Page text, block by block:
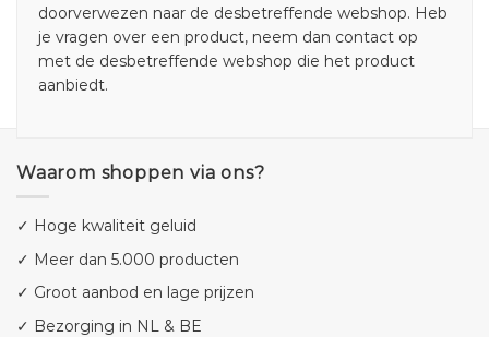
doorverwezen naar de desbetreffende webshop. Heb
je vragen over een product, neem dan contact op
met de desbetreffende webshop die het product
aanbiedt.
Waarom shoppen via ons?
✓ Hoge kwaliteit geluid
✓ Meer dan 5.000 producten
✓ Groot aanbod en lage prijzen
✓ Bezorging in NL & BE